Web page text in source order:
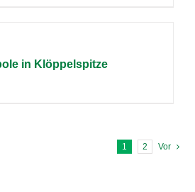
in Klöppelspitze
1 2 Vor